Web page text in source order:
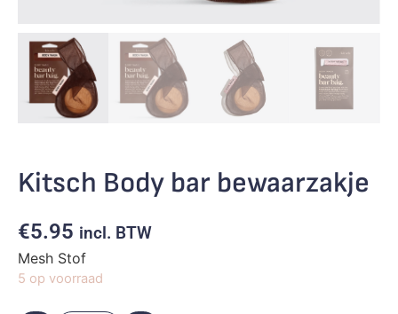
Kitsch Body bar bewaarzakje
€5.95 incl. BTW
Mesh Stof
5 op voorraad